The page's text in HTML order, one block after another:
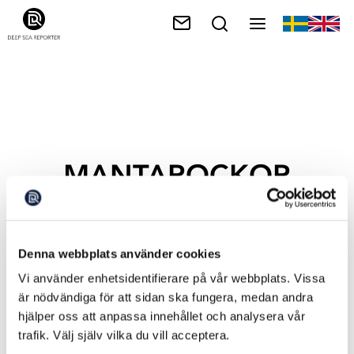
Denna webbplats använder cookies
Vi använder enhetsidentifierare på vår webbplats. Vissa
är nödvändiga för att sidan ska fungera, medan andra
hjälper oss att anpassa innehållet och analysera vår
trafik. Välj själv vilka du vill acceptera.
MANTAROCKOR